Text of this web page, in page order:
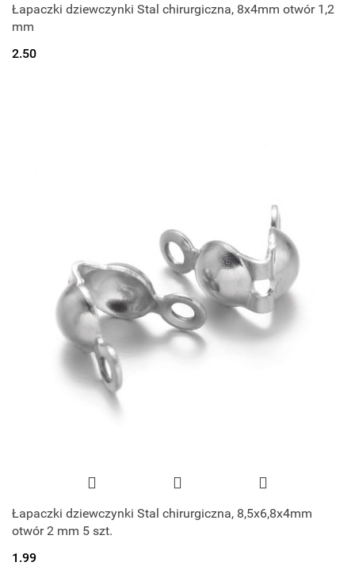
Łapaczki dziewczynki Stal chirurgiczna, 8x4mm otwór 1,2
mm
2.50
Łapaczki dziewczynki Stal chirurgiczna, 8,5x6,8x4mm
otwór 2 mm 5 szt.
1.99